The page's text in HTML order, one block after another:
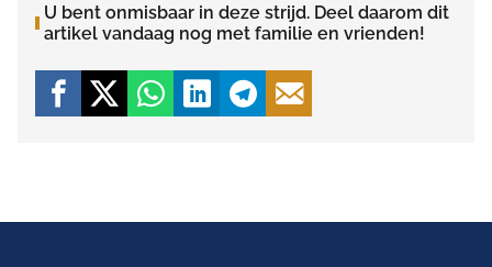
U bent onmisbaar in deze strijd. Deel daarom dit
artikel vandaag nog met familie en vrienden!